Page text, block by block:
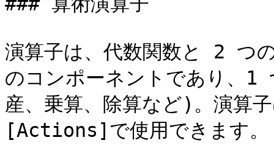
演算子は、代数関数と 2 つ
のコンポーネントであり、1
産、乗算、除算など)。演
[Actions]で使用できます。